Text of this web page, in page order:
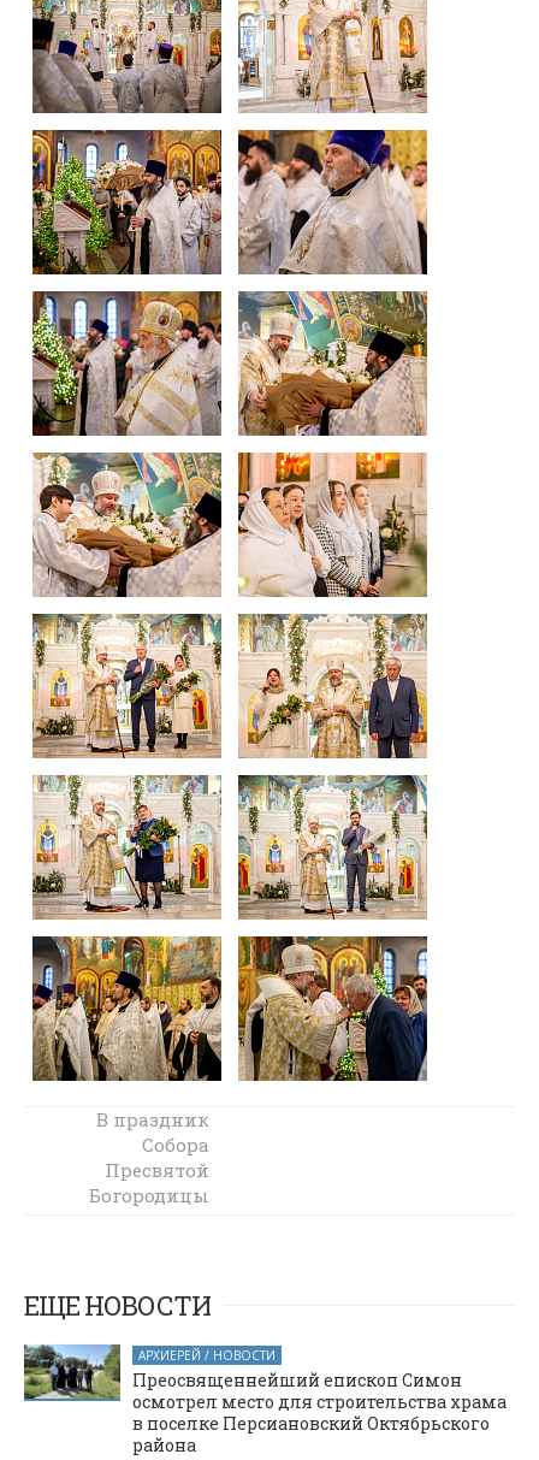
В ночь с 6 на 7
января в
Покровском
кафедральном
Рождество
Христово
В праздник
Собора
Пресвятой
Богородицы
Покровском
кафедральном
соборе города
Шахты
ЕЩЕ НОВОСТИ
АРХИЕРЕЙ / НОВОСТИ
Преосвященнейший епископ Симон
осмотрел место для строительства храма
в поселке Персиановский Октябрьского
района